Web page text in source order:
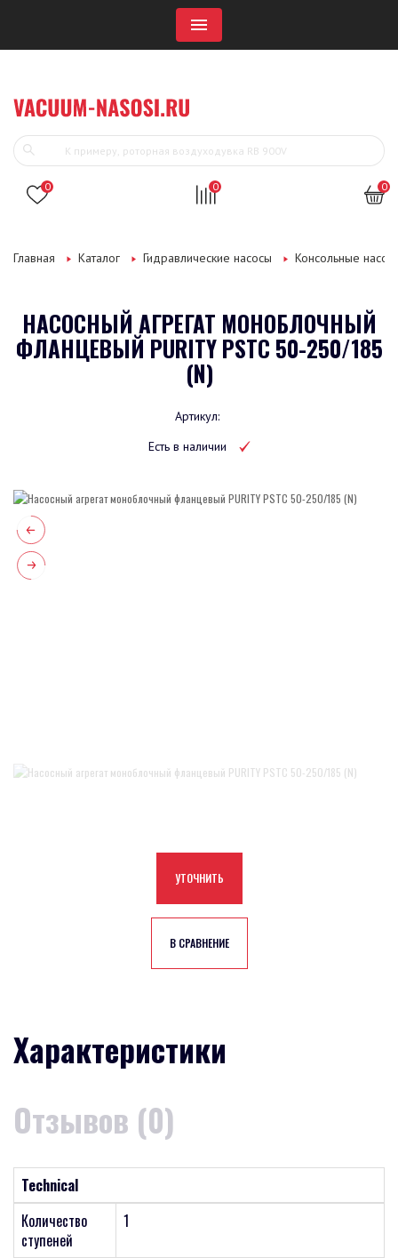
Menu
0 0 0
Главная Каталог Гидравлические насосы Консольные
НАСОСНЫЙ АГРЕГАТ МОНОБЛОЧНЫЙ
ФЛАНЦЕВЫЙ PURITY PSTC 50-250/185
(N)
Артикул:
Есть в наличии
УТОЧНИТЬ
В СРАВНЕНИЕ
Характеристики
Отзывов (0)
Technical
Количество
ступеней
1